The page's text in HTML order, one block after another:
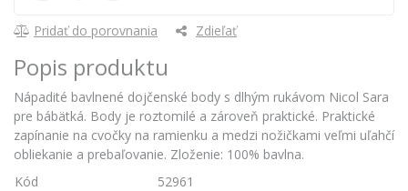
Pridať do porovnania Zdieľať
Popis produktu
Nápadité bavlnené dojčenské body s dlhým rukávom Nicol Sara
pre bábätká. Body je roztomilé a zároveň praktické. Praktické
zapínanie na cvočky na ramienku a medzi nožičkami veľmi uľahčí
obliekanie a prebaľovanie. Zloženie: 100% bavlna.
Kód
52961